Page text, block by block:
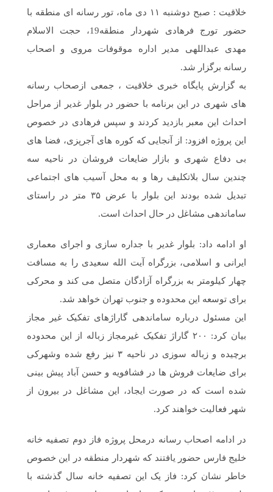
خلاقیت : صبح دوشنبه ۱۱ دی ماه، تور رسانه ای منطقه با
حضور تورج فرهادی شهردار منطقه19، حجت الاسلام
مهدی عبداللهی مدیر اداره موقوفات مروی و اصحاب
رسانه برگزار شد.
به گزارش پایگاه خبری خلاقیت ، جمعی ازصحاب رسانه
های شهری در این برنامه با حضور در بلوار غدیر از مراحل
احداث این معبر بازدید کردند و سپس فرهادی در خصوص
این پروژه افزود: از آنجایی که کوره های آجرپزی، فضا های
بی دفاع شهری و بازار ضایعات فروشان در ناحیه سه
چندین سال بلاتکلیف رها و به محل آسیب های اجتماعی
تبدیل شده بودند این بلوار با عرض ۳۵ متر در راستای
ساماندهی مشاغل در حال احداث است.
او ادامه داد: بلوار غدیر با جداره سازی و اجرای معماری
ایرانی و اسلامی، بزرگراه آیت الله سعیدی را به مسافت
چهار کیلومتر به بزرگراه آزادگان متصل می کند و محرکی
برای توسعه این محدوده و جنوب تهران خواهد شد.
این مسئول درباره ساماندهی گاراژهای تفکیک غیر مجاز
بیان کرد: ۲۰۰ گاراژ تفکیک غیرمجاز زباله از این محدوده
برچیده و زباله سوزی در ناحیه ۳ نیز رفع شده وشهرکی
برای ضایعات فروش ها در فشافویه و حسن آباد پیش بینی
شده است که در صورت ایجاد، این مشاغل در بیرون از
شهر فعالیت خواهند کرد.
در ادامه اصحاب رسانه درمحل پروژه فاز دوم تصفیه خانه
خلیج فارس حضور یافتند که شهردار منطقه در این خصوص
خاطر نشان کرد: فاز یک این تصفیه خانه سال گذشته با